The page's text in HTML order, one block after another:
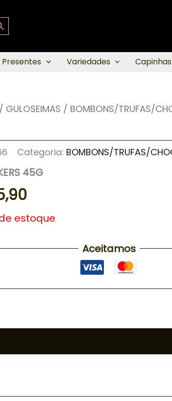
Presentes Variedades Capinhas
/ GULOSEIMAS / BOMBONS/TRUFAS/
Categoria: BOMBONS/TRUFAS/
45G
estoque
Aceitamos